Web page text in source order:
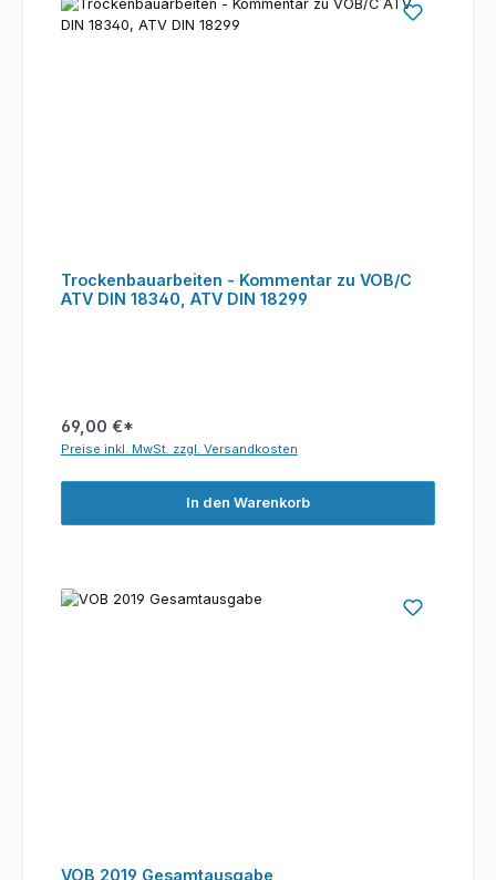
Trockenbauarbeiten - Kommentar zu VOB/C
ATV DIN 18340, ATV DIN 18299
69,00 €*
Preise inkl. MwSt. zzgl. Versandkosten
In den Warenkorb
VOB 2019 Gesamtausgabe